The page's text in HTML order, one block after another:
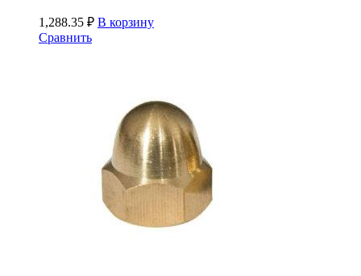
1,288.35 ₽ В корзину
Сравнить